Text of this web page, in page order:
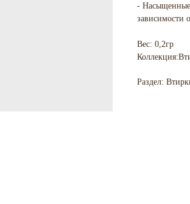
- Насыщенные
зависимости
Вес: 0,2гр
Раздел: